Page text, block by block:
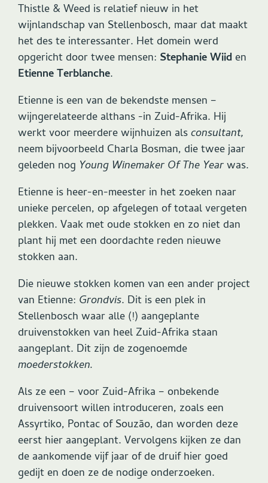
Thistle & Weed is relatief nieuw in het
wijnlandschap van Stellenbosch, maar dat maakt
het des te interessanter. Het domein werd
opgericht door twee mensen: Stephanie Wiid en
Etienne Terblanche.
Etienne is een van de bekendste mensen –
wijngerelateerde althans -in Zuid-Afrika. Hij
werkt voor meerdere wijnhuizen alsconsultant,
neem bijvoorbeeld Charla Bosman, die twee jaar
geleden nog Young Winemaker Of The Yearwas.
Etienne is heer-en-meester in het zoeken naar
unieke percelen, op afgelegen of totaal vergeten
plekken. Vaak met oude stokken en zo niet dan
plant hij met een doordachte reden nieuwe
stokken aan.
Die nieuwe stokken komen van een ander project
van Etienne: Grondvis. Dit is een plek in
Stellenbosch waar alle (!) aangeplante
druivenstokken van heel Zuid-Afrika staan
aangeplant. Dit zijn de zogenoemde
moederstokken.
Als ze een – voor Zuid-Afrika – onbekende
druivensoort willen introduceren, zoals een
Assyrtiko, Pontac of Souzão, dan worden deze
eerst hier aangeplant. Vervolgens kijken ze dan
de aankomende vijf jaar of de druif hier goed
gedijt en doen ze de nodige onderzoeken.